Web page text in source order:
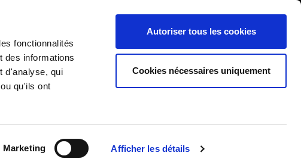
fonctionnalités
des informations
d'analyse, qui
qu'ils ont
Marketing Afficher les détails
Autoriser tous les cookies
Cookies nécessaires uniquement
Whistleblowing International/Français
HISTORY SERVICES NEWS & ÉVÉNEMENTS